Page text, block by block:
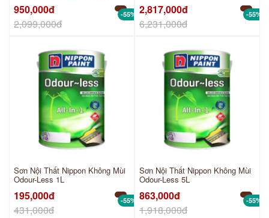
950,000đ
2,099,000đ
-55% 2,817,000đ
6,231,000đ
-55%
Sơn Nội Thất Nippon Không Mùi
Odour-Less 1L
195,000đ
431,000đ
-55%
Sơn Nội Thất Nippon Không Mùi
Odour-Less 5L
863,000đ
1,918,000đ
-55%